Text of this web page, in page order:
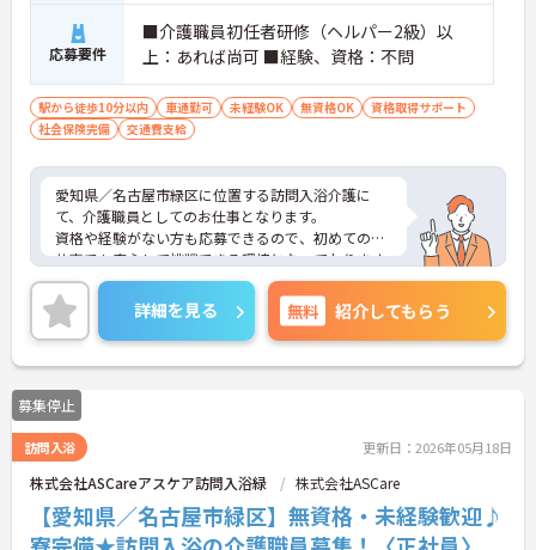
応募要件
■介護職員初任者研修（ヘルパー2級）以
上：あれば尚可 ■経験、資格：不問
駅から徒歩10分以内 車通勤可 未経験OK 無資格OK
資格取得サポート
社会保険完備
交通費支給
愛知県／名古屋市緑区に位置する訪問入浴介護に
て、介護職員としてのお仕事となります。
資格や経験がない方も応募できるので、初めてのお
仕事でも安心して挑戦できる環境となっております
♪日勤のみで、週2日から勤務可能となっているの
で、とても働きやすいです！
ご興味ある方は面接ポイントをお伝えしますので、
お気軽にお問い合わせください♪
詳細を見る 無料 紹介してもらう
募集停止
訪問入浴 更新日：2026年05月18日
株式会社ASCareアスケア訪問入浴緑 株式会社ASCare
【愛知県／名古屋市緑区】無資格・未経験歓迎♪